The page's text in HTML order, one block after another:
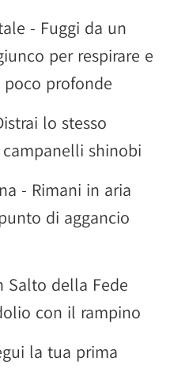
- Fuggi da un
per respirare e
profonde
lo stesso
shinobi
- Rimani in aria
di aggancio
Salto della Fede
con il rampino
la tua prima